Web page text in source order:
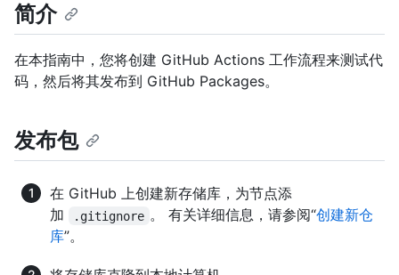
简介
在本指南中，您将创建 GitHub Actions 工作流程来测试代
码，然后将其发布到 GitHub Packages。
发布包
在 GitHub 上创建新存储库，为节点添
加
.gitignore 。 有关详细信息，请参阅“创建新仓
库”。